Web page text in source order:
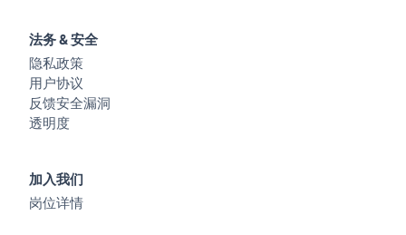
法务 & 安全
隐私政策
用户协议
反馈安全漏洞
透明度
加入我们
岗位详情